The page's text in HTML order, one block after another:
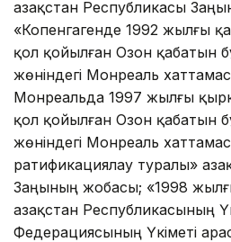
Қазақстан Республикасы
«Копенгагенде 1992 жылғы
қол қойылған Озон қабатын
жөніндегі Монреаль
Монреальда 1997 жылғы
қол қойылған Озон қабатын
жөніндегі Монреаль
ратификациялау туралы»
Заңының жобасы; «1998
Қазақстан Республикасының
Федерациясының Үкіметі